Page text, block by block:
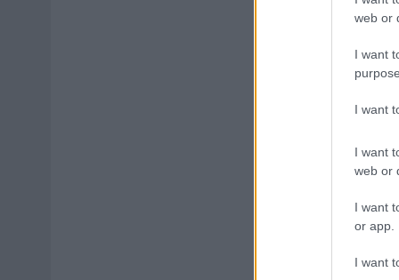
web or
I want
I want
I want
web or
I want
or app.
I want